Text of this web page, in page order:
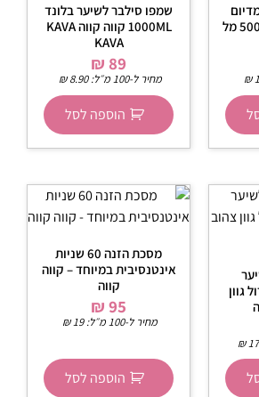
לעיצוב סופי לשיער 500 מל
₪
שמפו סילבר לשיער בלונד
1000ML קווה קווה KAVA
KAVA
₪89
מחיר ל-100 מ״ל: ₪8.90
הוספה לסל
גוון
₪
מסכת הזנה 60 שניות
אינטנסיבית במיוחד – קווה
קווה
₪95
מחיר ל-100 מ״ל: ₪19
הוספה לסל